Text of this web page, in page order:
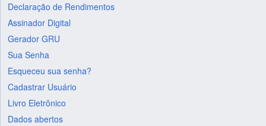
Declaração de Rendimentos
Assinador Digital
Gerador GRU
Sua Senha
Esqueceu sua senha?
Cadastrar Usuário
Livro Eletrônico
Dados abertos